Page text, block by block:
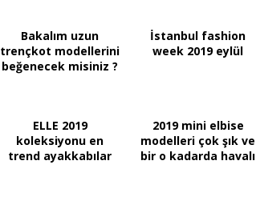
Bakalım uzun
trençkot modellerini
beğenecek misiniz ?
İstanbul fashion
week 2019 eylül
ELLE 2019
koleksiyonu en
trend ayakkabılar
2019 mini elbise
modelleri çok şık ve
bir o kadarda havalı